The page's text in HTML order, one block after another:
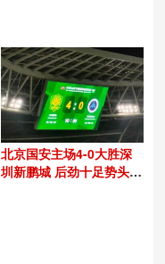
北京国安主场4-0大胜深
圳新鹏城 后劲十足势头良